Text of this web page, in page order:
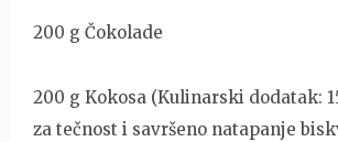
200 g Čokolade
200 g Kokosa (Kulinarski dodatak:
za tečnost i savršeno natapanje